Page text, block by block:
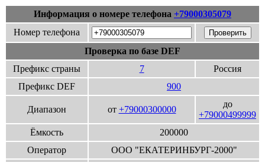
Информация о номере телефона +79000305079
Номер телефона
Проверка по базе DEF
Префикс страны
7
Россия
Префикс DEF
900
Диапазон от +79000300000
до
+79000499999
Ёмкость
200000
Оператор
ООО "ЕКАТЕРИНБУРГ-2000"